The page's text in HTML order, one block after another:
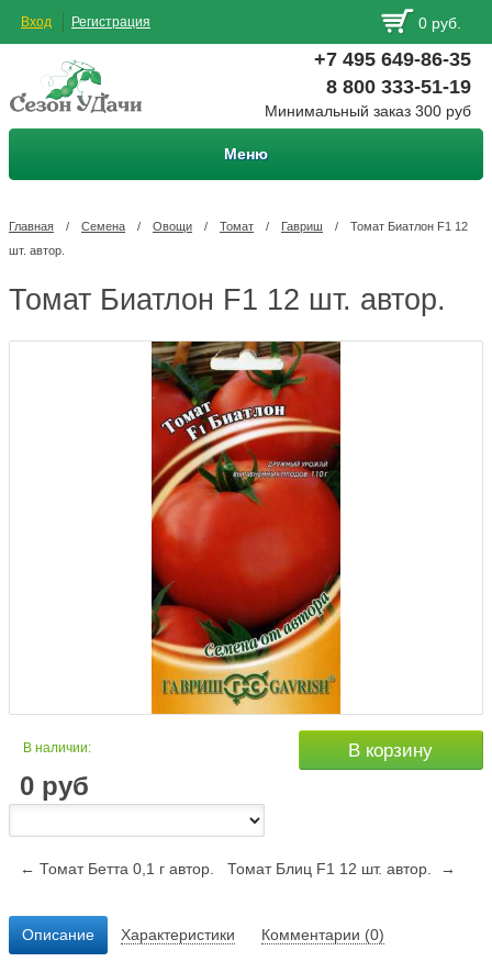
Вход Регистрация 0 руб.
+7 495 649-86-35
8 800 333-51-19
Минимальный заказ 300 руб
Меню
Главная / Семена / Овощи / Томат / Гавриш /
Томат Биатлон F1 12
шт. автор.
Томат Биатлон F1 12 шт. автор.
В наличии:
0 руб
В корзину
← Томат Бетта 0,1 г автор. Томат Блиц F1 12 шт. автор. →
Описание Характеристики Комментарии (0)